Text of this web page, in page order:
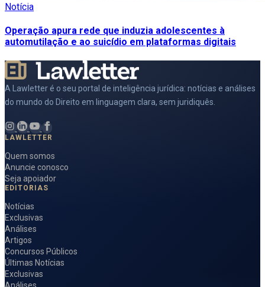
Notícia
Operação apura rede que induzia adolescentes à
automutilação e ao suicídio em plataformas digitais
A Lawletter é o seu portal de inteligência jurídica: notícias e análises
do mundo do Direito em linguagem clara, sem juridiquês.
LAWLETTER
Quem somos
Anuncie conosco
Seja apoiador
EDITORIAS
Notícias
Exclusivas
Análises
Artigos
Concursos Públicos
Últimas Notícias
Exclusivas
Análises